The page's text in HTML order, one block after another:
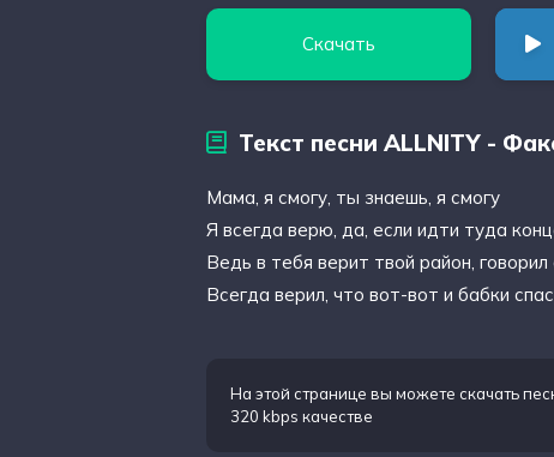
Скачать
Текст песни ALLNITY -
Мама, я смогу, ты знаешь, я смогу
Я всегда верю, да, если идти туда
Ведь в тебя верит твой район, говорил
Всегда верил, что вот-вот и бабки
На этой странице вы можете скачать
320 kbps качестве